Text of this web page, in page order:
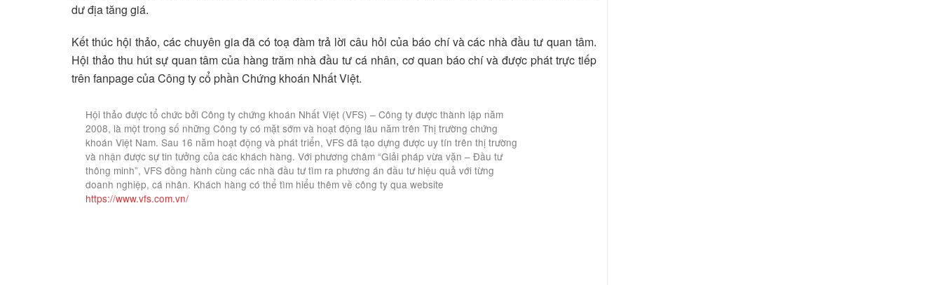
dư địa tăng giá.
Kết thúc hội thảo, các chuyên gia đã có toạ đàm trả lời câu hỏi của báo chí và các nhà đầu tư quan tâm.
Hội thảo thu hút sự quan tâm của hàng trăm nhà đầu tư cá nhân, cơ quan báo chí và được phát trực tiếp
trên fanpage của Công ty cổ phần Chứng khoán Nhất Việt.
Hội thảo được tổ chức bởi Công ty chứng khoán Nhất Việt (VFS) – Công ty được thành lập năm
2008, là một trong số những Công ty có mặt sớm và hoạt động lâu năm trên Thị trường chứng
khoán Việt Nam. Sau 16 năm hoạt động và phát triển, VFS đã tạo dựng được uy tín trên thị trường
và nhận được sự tin tưởng của các khách hàng. Với phương châm “Giải pháp vừa vặn – Đầu tư
thông minh”, VFS đồng hành cùng các nhà đầu tư tìm ra phương án đầu tư hiệu quả với từng
doanh nghiệp, cá nhân. Khách hàng có thể tìm hiểu thêm về công ty qua website
https://www.vfs.com.vn/